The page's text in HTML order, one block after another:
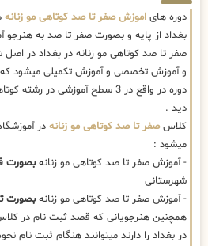
دوره های اموزش صفر تا صد کوتاهی مو زنانه
بغداد از پایه و بصورت صفر تا صد به
صفر تا صد کوتاهی مو زنانه در بغداد در
و آموزش تخصصی و آموزش تکمیلی میشود که
دوره در واقع در 3 سطح آموزشی در
دید .
کلاسصفر تا صد کوتاهی مو زنانه در
میشود :
- آموزش صفر تا صد کوتاهی مو زنانهبصورت
شهرستانی
- آموزش صفر تا صد کوتاهی مو زنانهبصورت
همچنین هنرجویانی که قصد ثبت نام در
در بغداد را دارند میتوانند هنگام ثبت نام